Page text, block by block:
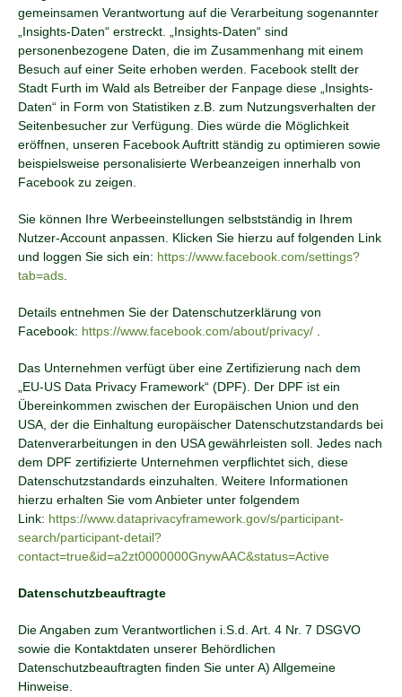
gemeinsamen Verantwortung auf die Verarbeitung sogenannter
„Insights-Daten“ erstreckt. „Insights-Daten“ sind
personenbezogene Daten, die im Zusammenhang mit einem
Besuch auf einer Seite erhoben werden. Facebook stellt der
Stadt Furth im Wald als Betreiber der Fanpage diese „Insights-
Daten“ in Form von Statistiken z.B. zum Nutzungsverhalten der
Seitenbesucher zur Verfügung. Dies würde die Möglichkeit
eröffnen, unseren Facebook Auftritt ständig zu optimieren sowie
beispielsweise personalisierte Werbeanzeigen innerhalb von
Facebook zu zeigen.
Sie können Ihre Werbeeinstellungen selbstständig in Ihrem
Nutzer-Account anpassen. Klicken Sie hierzu auf folgenden Link
und loggen Sie sich ein: https://www.facebook.com/settings?
tab=ads
Details entnehmen Sie der Datenschutzerklärung von
Facebook: https://www.facebook.com/about/privacy/
Das Unternehmen verfügt über eine Zertifizierung nach dem
„EU-US Data Privacy Framework“ (DPF). Der DPF ist ein
Übereinkommen zwischen der Europäischen Union und den
USA, der die Einhaltung europäischer Datenschutzstandards bei
Datenverarbeitungen in den USA gewährleisten soll. Jedes nach
dem DPF zertifizierte Unternehmen verpflichtet sich, diese
Datenschutzstandards einzuhalten. Weitere Informationen
hierzu erhalten Sie vom Anbieter unter folgendem
Link: https://www.dataprivacyframework.gov/s/participant-
search/participant-detail?
contact=true&id=a2zt0000000GnywAAC&status=Active
Datenschutzbeauftragte
Die Angaben zum Verantwortlichen i.S.d. Art. 4 Nr. 7 DSGVO
sowie die Kontaktdaten unserer Behördlichen
Datenschutzbeauftragten finden Sie unter A) Allgemeine
Hinweise.